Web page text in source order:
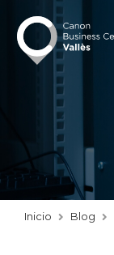
Inicio Blog